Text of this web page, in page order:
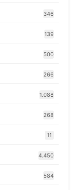
346
139
500
266
1.088
268
11
4.450
584